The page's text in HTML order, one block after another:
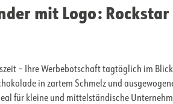
mit Logo:
– Ihre Werbebotschaft tagtäglich im
in zartem Schmelz und
für kleine und mittelständische